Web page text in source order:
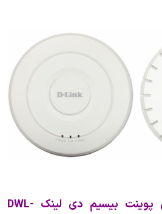
جدول مقایسه اکسس پوینت بیسیم دی لینک DWL-